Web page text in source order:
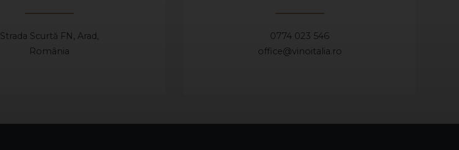
Strada Scurtă FN, Arad,
România
0774 023 546
office@vinoitalia.ro